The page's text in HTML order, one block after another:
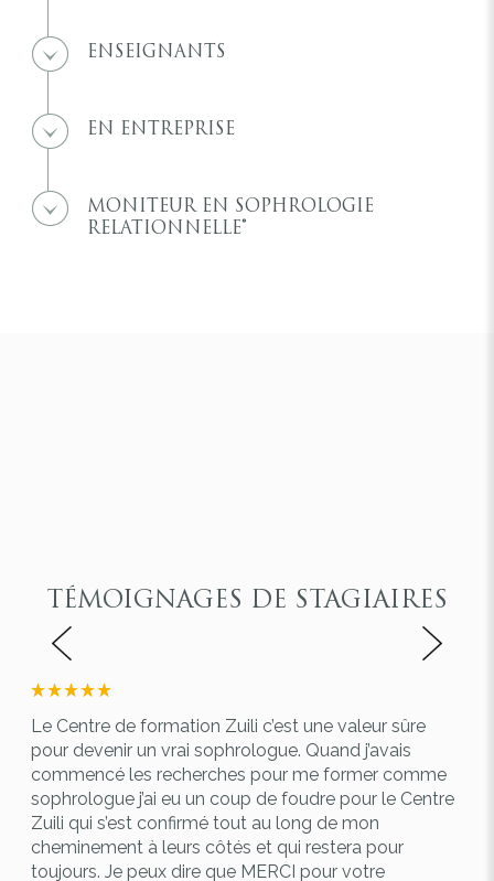
ENSEIGNANTS
EN ENTREPRISE
MONITEUR EN SOPHROLOGIE
RELATIONNELLE®
TÉMOIGNAGES DE STAGIAIRES
Le Centre de formation Zuili c’est une valeur sûre
pour devenir un vrai sophrologue. Quand j’avais
commencé les recherches pour me former comme
sophrologue j’ai eu un coup de foudre pour le Centre
Zuili qui s’est confirmé tout au long de mon
cheminement à leurs côtés et qui restera pour
toujours. Je peux dire que MERCI pour votre